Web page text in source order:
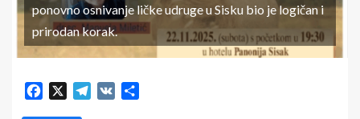
ponovno osnivanje ličke udruge u Sisku bio je logičan i
prirodan korak.
Facebook Telegram
VK